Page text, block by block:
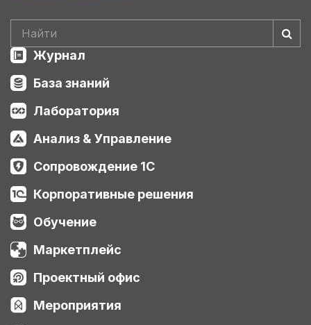
Журнал
База знаний
Лаборатория
Анализ & Управление
Сопровождение 1С
Корпоративные решения
Обучение
Маркетплейс
Проектный офис
Мероприятия